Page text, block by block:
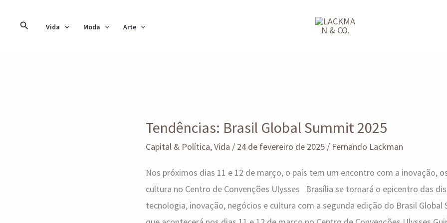
Pesquisar
Vida Moda Arte
Tendências: Brasil Global Summit 2025
Capital & Política,Vida / 24 de fevereiro de 2025 / Fernando Lackman
Nos próximos dias 11 e 12 de março, o país tem um encontro com a inovação,
cultura no Centro de Convenções Ulysses Brasília se tornará o epicentro das
tecnologia, inovação, negócios e cultura com a segunda edição do Brasil Global
Global
Summit